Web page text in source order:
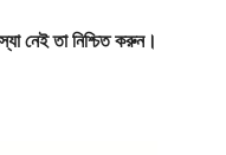
নেই তা নিশ্চিত করুন।